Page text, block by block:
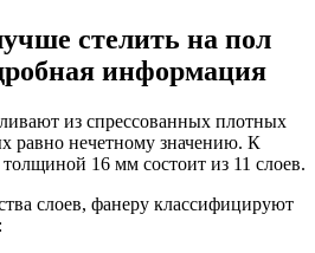
стелить на пол
информация
из спрессованных плотных
равно нечетному значению. К
16 мм состоит из 11 слоев.
слоев, фанеру классифицируют